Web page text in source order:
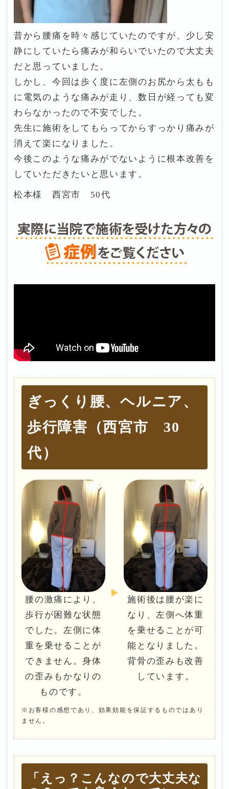
昔から腰痛を時々感じていたのですが、少し安
静にしていたら痛みが和らいでいたので大丈夫
だと思っていました。
しかし、今回は歩く度に左側のお尻から太もも
に電気のような痛みが走り、数日が経っても変
わらなかったので不安でした。
先生に施術をしてもらってからすっかり痛みが
消えて楽になりました。
今後このような痛みがでないように根本改善を
していただきたいと思います。
松本様 西宮市 50代
ぎっくり腰、ヘルニア、
歩行障害（西宮市 30
代）
腰の激痛により、
歩行が困難な状態
でした。左側に体
重を乗せることが
できません。身体
の歪みもかなりの
ものです。
施術後は腰が楽に
なり、左側へ体重
を乗せることが可
能となりました。
背骨の歪みも改善
しています。
※お客様の感想であり、効果効能を保証するものではあり
ません。
「えっ？こんなので大丈夫な